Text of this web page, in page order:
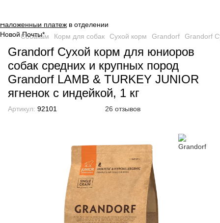
Собакам Корм для собак Сухой корм Grandorf Grandorf
Grandorf Сухой корм для юниоров
собак средних и крупных пород
Grandorf LAMB & TURKEY JUNIOR
ягненок с индейкой, 1 кг
Артикул: 92101 26 отзывов
Наложенный платеж в отделении
Новой Почты*